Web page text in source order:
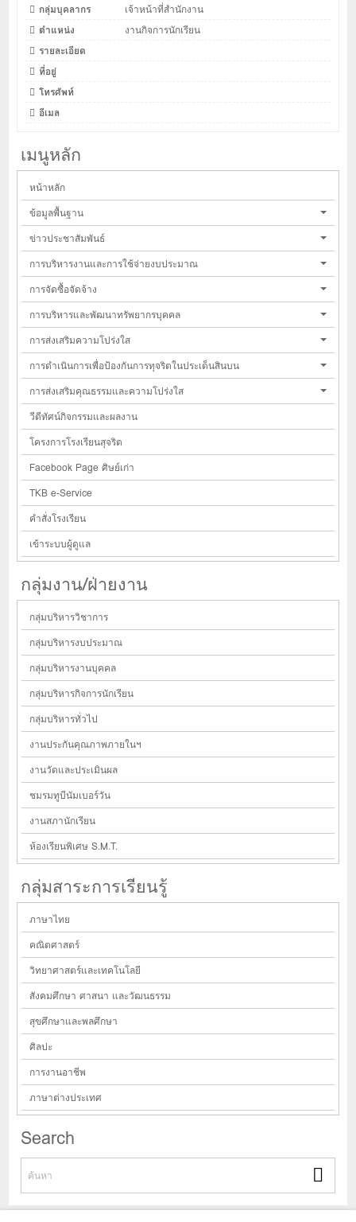
กลุ่มบุคลากร
เจ้าหน้าที่สำนักงาน
ตำแหน่ง
งานกิจการนักเรียน
รายละเอียด
ที่อยู่
โทรศัพท์
อีเมล
เมนูหลัก
หน้าหลัก
ข้อมูลพื้นฐาน
ข่าวประชาสัมพันธ์
การบริหารงานและการใช้จ่ายงบประมาณ
การจัดซื้อจัดจ้าง
การบริหารและพัฒนาทรัพยากรบุคคล
การส่งเสริมความโปร่งใส
การดำเนินการเพื่อป้องกันการทุจริตในประเด็นสินบน
การส่งเสริมคุณธรรมและความโปร่งใส
วีดีทัศน์กิจกรรมและผลงาน
โครงการโรงเรียนสุจริต
Facebook Page ศิษย์เก่า
TKB e-Service
คำสั่งโรงเรียน
เข้าระบบผู้ดูแล
กลุ่มงาน/ฝ่ายงาน
กลุ่มบริหารวิชาการ
กลุ่มบริหารงบประมาณ
กลุ่มบริหารงานบุคคล
กลุ่มบริหารกิจการนักเรียน
กลุ่มบริหารทั่วไป
งานประกันคุณภาพภายในฯ
งานวัดและประเมินผล
ชมรมทูบีนัมเบอร์วัน
งานสภานักเรียน
ห้องเรียนพิเศษ S.M.T.
กลุ่มสาระการเรียนรู้
ภาษาไทย
คณิตศาสตร์
วิทยาศาสตร์และเทคโนโลยี
สังคมศึกษา ศาสนา และวัฒนธรรม
สุขศึกษาและพลศึกษา
ศิลปะ
การงานอาชีพ
ภาษาต่างประเทศ
Search